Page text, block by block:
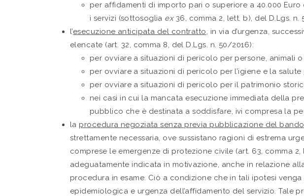
per affidamenti di importo pari o superiore a 40.000
i servizi (sottosoglia ex36, comma 2, lett. b), del D.Lgs. n.
l’esecuzione anticipata del contratto, in via d’urgenza,
elencate (art. 32, comma 8, del D.Lgs. n. 50/2016):
per ovviare a situazioni di pericolo per persone, animali
per ovviare a situazioni di pericolo per l’igiene e la
per ovviare a situazioni di pericolo per il patrimonio
nei casi in cui la mancata esecuzione immediata della
pubblico che è destinata a soddisfare, ivi compresa la
la procedura negoziata senza previa pubblicazione del bando
strettamente necessaria, ove sussistano ragioni di estrema
comprese le emergenze di protezione civile (art. 63, comma
adeguatamente indicata in motivazione, anche in relazione
procedura in esame. Ciò a condizione che in tali ipotesi
epidemiologica e urgenza dell’affidamento del servizio. Tale